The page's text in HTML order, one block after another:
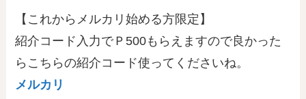
【これからメルカリ始める方限定】
紹介コード入力でＰ500もらえますので良かった
らこちらの紹介コード使ってくださいね。
メルカリ